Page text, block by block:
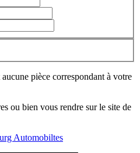
pièce correspondant à votre
ou bien vous rendre sur le site de
Automobiltes